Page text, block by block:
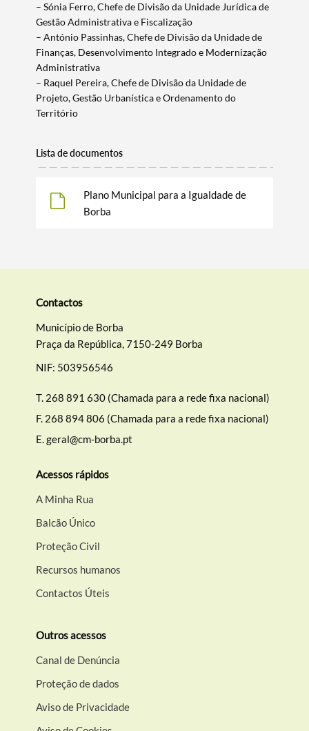
Categorias gerais
Filtros
– Sónia Ferro, Chefe de Divisão da Unidade Jurídica de
Gestão Administrativa e Fiscalização
– António Passinhas, Chefe de Divisão da Unidade de
Finanças, Desenvolvimento Integrado e Modernização
Administrativa
– Raquel Pereira, Chefe de Divisão da Unidade de
Projeto, Gestão Urbanística e Ordenamento do
Território
Lista de documentos
Plano Municipal para a Igualdade de
Borba
Contactos
Município de Borba
Praça da República, 7150-249 Borba
NIF: 503956546
T. 268 891 630 (Chamada para a rede fixa nacional)
F. 268 894 806 (Chamada para a rede fixa nacional)
E.geral@cm-borba.pt
Acessos rápidos
A Minha Rua
Balcão Único
Proteção Civil
Recursos humanos
Contactos Úteis
Outros acessos
Canal de Denúncia
Proteção de dados
Aviso de Privacidade